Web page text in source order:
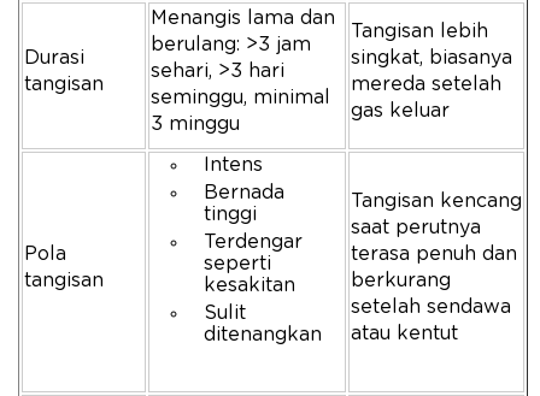
Durasi
tangisan
Menangis lama dan
berulang: >3 jam
sehari, >3 hari
seminggu, minimal
3 minggu
Tangisan lebih
singkat, biasanya
mereda setelah
gas keluar
Pola
tangisan
Intens
Bernada
tinggi
Terdengar
seperti
kesakitan
Sulit
ditenangkan
Tangisan kencang
saat perutnya
terasa penuh dan
berkurang
setelah sendawa
atau kentut